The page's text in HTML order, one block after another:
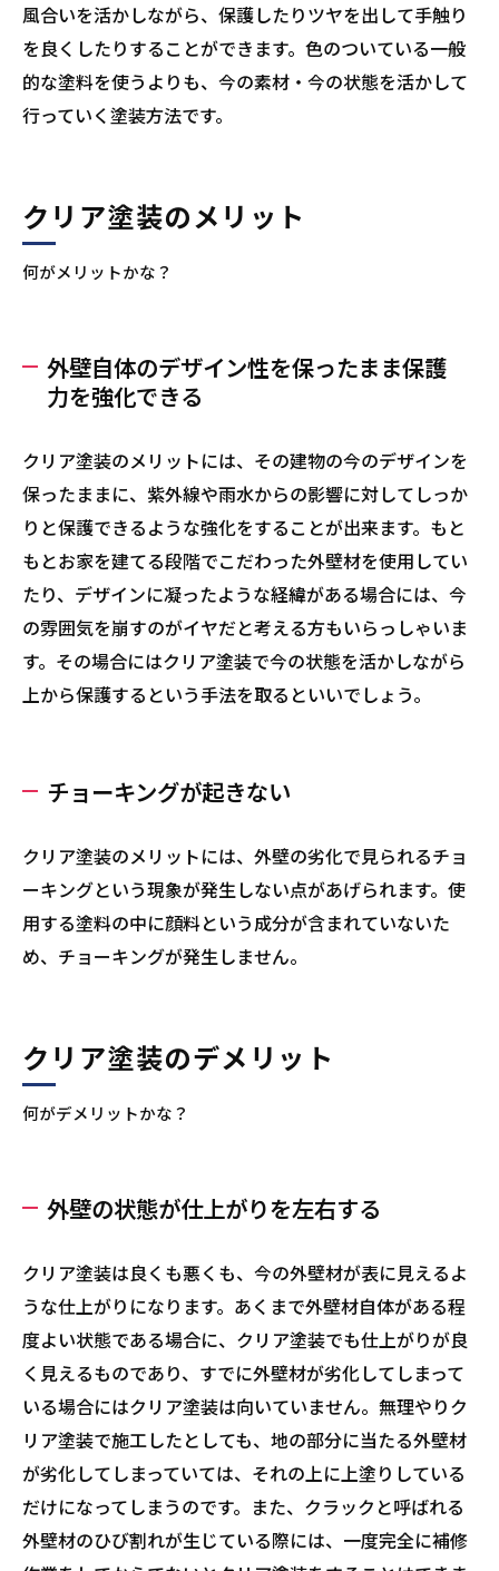
風合いを活かしながら、保護したりツヤを出して手触り
を良くしたりすることができます。色のついている一般
的な塗料を使うよりも、今の素材・今の状態を活かして
行っていく塗装方法です。
クリア塗装のメリット
何がメリットかな？
外壁自体のデザイン性を保ったまま保護
力を強化できる
クリア塗装のメリットには、その建物の今のデザインを
保ったままに、紫外線や雨水からの影響に対してしっか
りと保護できるような強化をすることが出来ます。もと
もとお家を建てる段階でこだわった外壁材を使用してい
たり、デザインに凝ったような経緯がある場合には、今
の雰囲気を崩すのがイヤだと考える方もいらっしゃいま
す。その場合にはクリア塗装で今の状態を活かしながら
上から保護するという手法を取るといいでしょう。
チョーキングが起きない
クリア塗装のメリットには、外壁の劣化で見られるチョ
ーキングという現象が発生しない点があげられます。使
用する塗料の中に顔料という成分が含まれていないた
め、チョーキングが発生しません。
クリア塗装のデメリット
何がデメリットかな？
外壁の状態が仕上がりを左右する
クリア塗装は良くも悪くも、今の外壁材が表に見えるよ
うな仕上がりになります。あくまで外壁材自体がある程
度よい状態である場合に、クリア塗装でも仕上がりが良
く見えるものであり、すでに外壁材が劣化してしまって
いる場合にはクリア塗装は向いていません。無理やりク
リア塗装で施工したとしても、地の部分に当たる外壁材
が劣化してしまっていては、それの上に上塗りしている
だけになってしまうのです。また、クラックと呼ばれる
外壁材のひび割れが生じている際には、一度完全に補修